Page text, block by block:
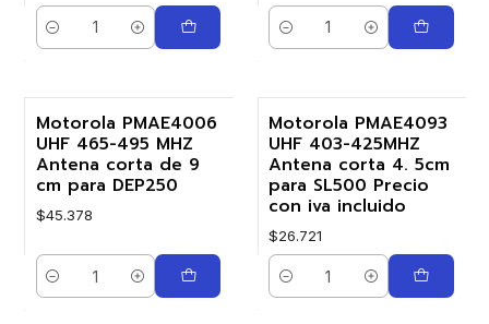
Cantidad Cantidad
Motorola PMAE4006
UHF 465-495 MHZ
Antena corta de 9
cm para DEP250
$45.378
Cantidad
Motorola PMAE4093
UHF 403-425MHZ
Antena corta 4. 5cm
para SL500 Precio
con iva incluido
$26.721
Cantidad